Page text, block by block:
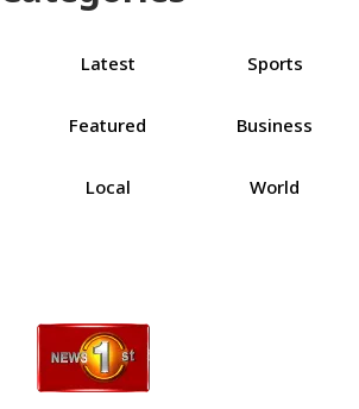
Latest Sports
Featured Business
Local World